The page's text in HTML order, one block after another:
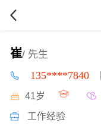
崔/ 先生
135****7840
41岁
工作经验